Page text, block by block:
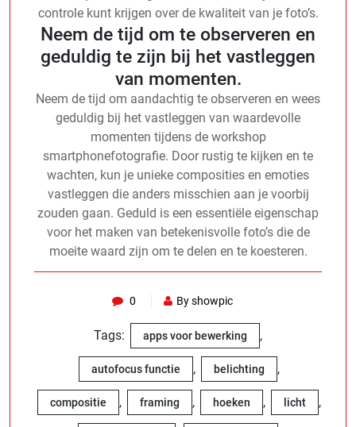
controle kunt krijgen over de kwaliteit van je foto’s.
Neem de tijd om te observeren en
geduldig te zijn bij het vastleggen
van momenten.
Neem de tijd om aandachtig te observeren en wees
geduldig bij het vastleggen van waardevolle
momenten tijdens de workshop
smartphonefotografie. Door rustig te kijken en te
wachten, kun je unieke composities en emoties
vastleggen die anders misschien aan je voorbij
zouden gaan. Geduld is een essentiële eigenschap
voor het maken van betekenisvolle foto’s die de
moeite waard zijn om te delen en te koesteren.
0 By showpic
Tags: apps voor bewerking ,
autofocus functie , belichting ,
compositie , framing , hoeken , licht ,